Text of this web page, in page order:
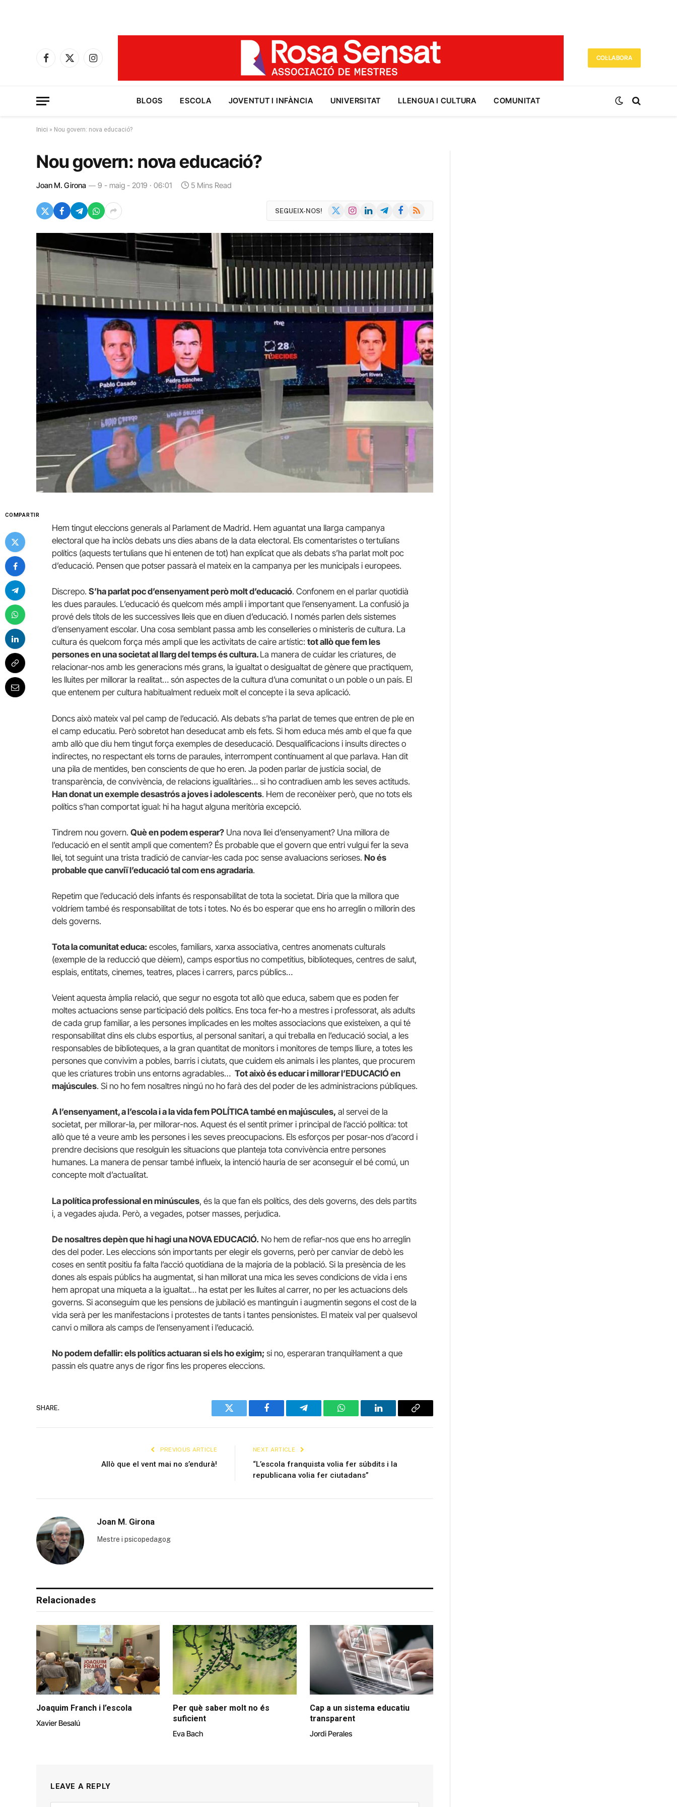
Facebook
X
Instagram
COL·LABORA
BLOGS ESCOLA JOVENTUT I INFÀNCIA UNIVERSITAT LLENGUA I CULTURA COMUNITAT
Inici » Nou govern: nova educació?
Nou govern: nova educació?
Joan M. Girona 9 - maig - 2019 · 06:01 5 Mins Read
SEGUEIX-NOS!
X
InstagramLinkedInTelegramFacebook
RSS
COMPARTIR
Hem tingut eleccions generals al Parlament de Madrid. Hem aguantat una llarga campanya
electoral que ha inclòs debats uns dies abans de la data electoral. Els comentaristes o tertulians
polítics (aquests tertulians que hi entenen de tot) han explicat que als debats s’ha parlat molt poc
d’educació. Pensen que potser passarà el mateix en la campanya per les municipals i europees.
Discrepo. S’ha parlat poc d’ensenyament però molt d’educació. Confonem en el parlar quotidià
les dues paraules. L’educació és quelcom més ampli i important que l’ensenyament. La confusió ja
prové dels títols de les successives lleis que en diuen d’educació. I només parlen dels sistemes
d’ensenyament escolar. Una cosa semblant passa amb les conselleries o ministeris de cultura. La
cultura és quelcom força més ampli que les activitats de caire artístic: tot allò que fem les
persones en una societat al llarg del temps és cultura. La manera de cuidar les criatures, de
relacionar-nos amb les generacions més grans, la igualtat o desigualtat de gènere que practiquem,
les lluites per millorar la realitat… són aspectes de la cultura d’una comunitat o un poble o un país. El
que entenem per cultura habitualment redueix molt el concepte i la seva aplicació.
Doncs això mateix val pel camp de l’educació. Als debats s’ha parlat de temes que entren de ple en
el camp educatiu. Però sobretot han deseducat amb els fets. Si hom educa més amb el que fa que
amb allò que diu hem tingut força exemples de deseducació. Desqualificacions i insults directes o
indirectes, no respectant els torns de paraules, interrompent contínuament al que parlava. Han dit
una pila de mentides, ben conscients de que ho eren. Ja poden parlar de justícia social, de
transparència, de convivència, de relacions igualitàries… si ho contradiuen amb les seves actituds.
Han donat un exemple desastrós a joves i adolescents. Hem de reconèixer però, que no tots els
polítics s’han comportat igual: hi ha hagut alguna meritòria excepció.
Tindrem nou govern. Què en podem esperar? Una nova llei d’ensenyament? Una millora de
l’educació en el sentit ampli que comentem? És probable que el govern que entri vulgui fer la seva
llei, tot seguint una trista tradició de canviar-les cada poc sense avaluacions serioses. No és
probable que canviï l’educació tal com ens agradaria.
Repetim que l’educació dels infants és responsabilitat de tota la societat. Diria que la millora que
voldríem també és responsabilitat de tots i totes. No és bo esperar que ens ho arreglin o millorin des
dels governs.
Tota la comunitat educa: escoles, familiars, xarxa associativa, centres anomenats culturals
(exemple de la reducció que dèiem), camps esportius no competitius, biblioteques, centres de salut,
esplais, entitats, cinemes, teatres, places i carrers, parcs públics…
Veient aquesta àmplia relació, que segur no esgota tot allò que educa, sabem que es poden fer
moltes actuacions sense participació dels polítics. Ens toca fer-ho a mestres i professorat, als adults
de cada grup familiar, a les persones implicades en les moltes associacions que existeixen, a qui té
responsabilitat dins els clubs esportius, al personal sanitari, a qui treballa en l’educació social, a les
responsables de biblioteques, a la gran quantitat de monitors i monitores de temps lliure, a totes les
persones que convivim a pobles, barris i ciutats, que cuidem els animals i les plantes, que procurem
que les criatures trobin uns entorns agradables… Tot això és educar i millorar l’EDUCACIÓ en
majúscules. Si no ho fem nosaltres ningú no ho farà des del poder de les administracions públiques.
A l’ensenyament, a l’escola i a la vida fem POLÍTICA també en majúscules, al servei de la
societat, per millorar-la, per millorar-nos. Aquest és el sentit primer i principal de l’acció política: tot
allò que té a veure amb les persones i les seves preocupacions. Els esforços per posar-nos d’acord i
prendre decisions que resolguin les situacions que planteja tota convivència entre persones
humanes. La manera de pensar també influeix, la intenció hauria de ser aconseguir el bé comú, un
concepte molt d’actualitat.
La política professional en minúscules, és la que fan els polítics, des dels governs, des dels partits
i, a vegades ajuda. Però, a vegades, potser masses, perjudica.
De nosaltres depèn que hi hagi una NOVA EDUCACIÓ. No hem de refiar-nos que ens ho arreglin
des del poder. Les eleccions són importants per elegir els governs, però per canviar de debò les
coses en sentit positiu fa falta l’acció quotidiana de la majoria de la població. Si la presència de les
dones als espais públics ha augmentat, si han millorat una mica les seves condicions de vida i ens
hem apropat una miqueta a la igualtat… ha estat per les lluites al carrer, no per les actuacions dels
governs. Si aconseguim que les pensions de jubilació es mantinguin i augmentin segons el cost de la
vida serà per les manifestacions i protestes de tants i tantes pensionistes. El mateix val per qualsevol
canvi o millora als camps de l’ensenyament i l’educació.
No podem defallir: els polítics actuaran si els ho exigim; si no, esperaran tranquil·lament a que
passin els quatre anys de rigor fins les properes eleccions.
SHARE.
Twitter Facebook Telegram WhatsAppLinkedIn Copy
PREVIOUS ARTICLE
Allò que el vent mai no s’endurà!
NEXT ARTICLE
“L’escola franquista volia fer súbdits i la
republicana volia fer ciutadans”
Joan M. Girona
Mestre i psicopedagog
Relacionades
Joaquim Franch i l’escola
Xavier Besalú
Per què saber molt no és
suficient
Eva Bach
Cap a un sistema educatiu
transparent
Jordi Perales
LEAVE A REPLY